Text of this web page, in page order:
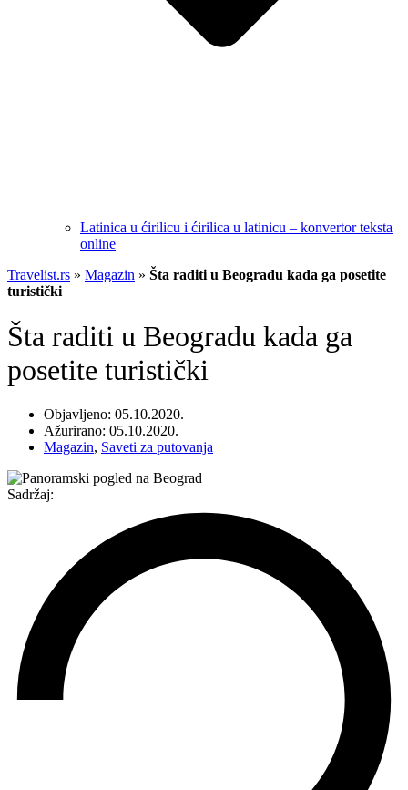
Latinica u ćirilicu i ćirilica u latinicu – konvertor teksta
online
Travelist.rs » Magazin » Šta raditi u Beogradu kada ga posetite
turistički
Šta raditi u Beogradu kada ga
posetite turistički
Objavljeno: 05.10.2020.
Ažurirano: 05.10.2020.
Magazin, Saveti za putovanja
Sadržaj: